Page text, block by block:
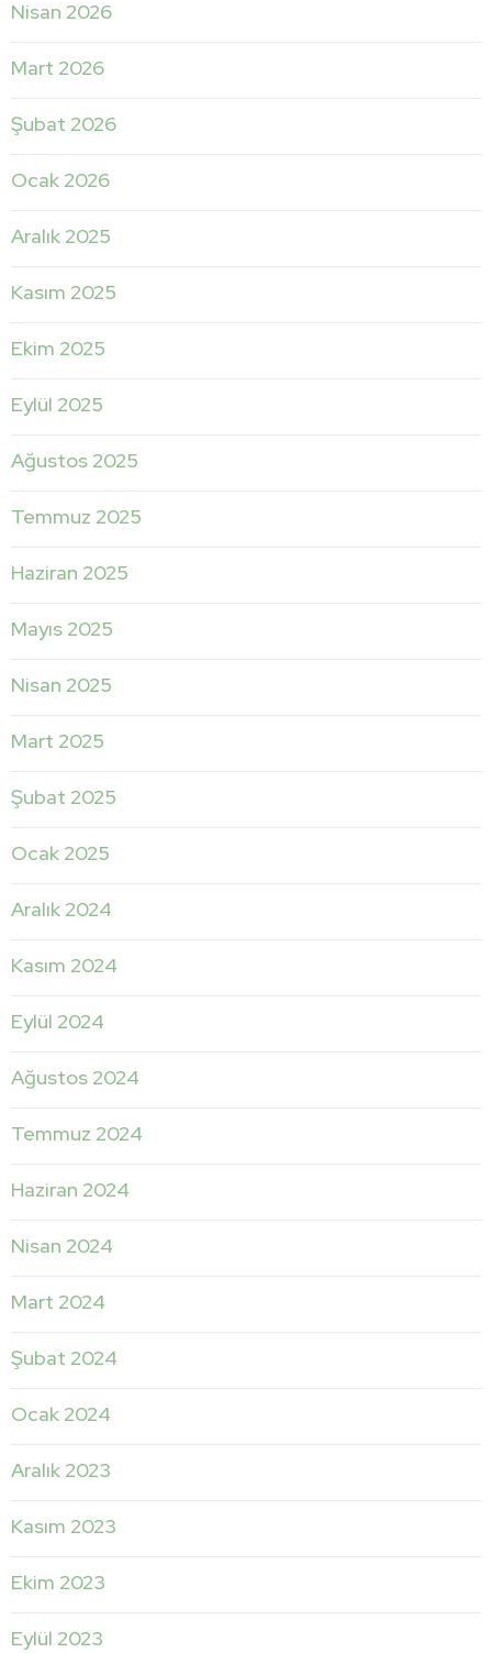
Nisan 2026
Mart 2026
Şubat 2026
Ocak 2026
Aralık 2025
Kasım 2025
Ekim 2025
Eylül 2025
Ağustos 2025
Temmuz 2025
Haziran 2025
Mayıs 2025
Nisan 2025
Mart 2025
Şubat 2025
Ocak 2025
Aralık 2024
Kasım 2024
Eylül 2024
Ağustos 2024
Temmuz 2024
Haziran 2024
Nisan 2024
Mart 2024
Şubat 2024
Ocak 2024
Aralık 2023
Kasım 2023
Ekim 2023
Eylül 2023